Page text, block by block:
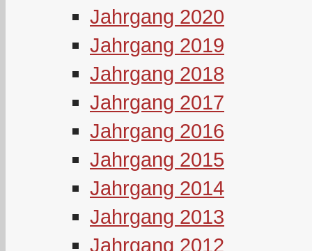
Jahrgang 2020
Jahrgang 2019
Jahrgang 2018
Jahrgang 2017
Jahrgang 2016
Jahrgang 2015
Jahrgang 2014
Jahrgang 2013
Jahrgang 2012